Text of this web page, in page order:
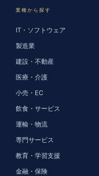
業種から探す
IT・ソフトウェア
製造業
建設・不動産
医療・介護
小売・EC
飲食・サービス
運輸・物流
専門サービス
教育・学習支援
金融・保険